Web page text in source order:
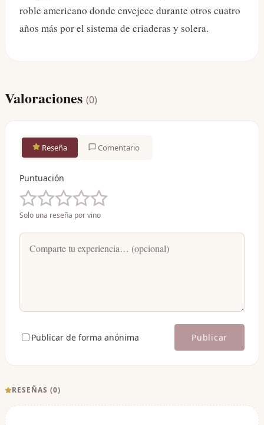
roble americano donde envejece durante otros cuatro
años más por el sistema de criaderas y solera.
Valoraciones (0)
Reseña Comentario
Puntuación
Solo una reseña por vino
Publicar de forma anónima Publicar
RESEÑAS (0)